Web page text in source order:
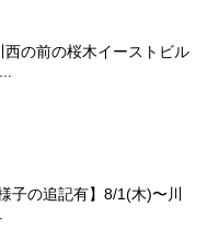
西の前の桜木イーストビル
子の追記有】8/1(木)〜川